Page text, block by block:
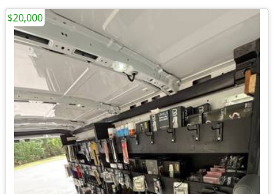
$20,000